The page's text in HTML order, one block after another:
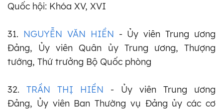
Quốc hội: Khóa XV, XVI
31. NGUYỄN VĂN HIỀN - Ủy viên Trung ương
Đảng, Ủy viên Quân ủy Trung ương, Thượng
tướng, Thứ trưởng Bộ Quốc phòng
32. TRẦN THỊ HIỀN - Ủy viên Trung ương
Đảng, Ủy viên Ban Thường vụ Đảng ủy các cơ